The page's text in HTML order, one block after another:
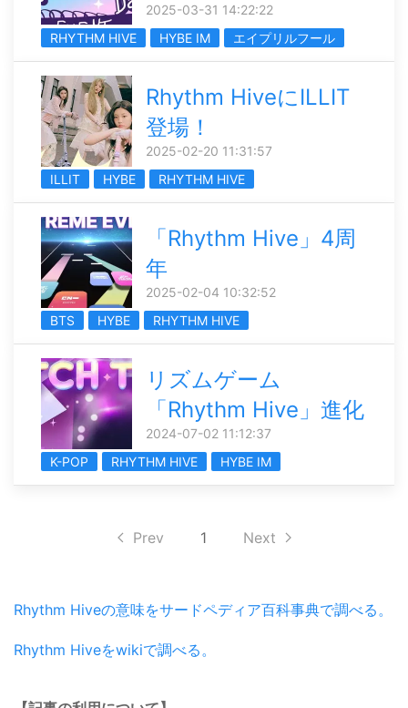
2025-03-31 14:22:22
RHYTHM HIVE
HYBE IM エイプリルフール
Rhythm HiveにILLIT
登場！
2025-02-20 11:31:57
ILLIT
HYBE RHYTHM HIVE
「Rhythm Hive」4周
年
2025-02-04 10:32:52
BTS
HYBE RHYTHM HIVE
リズムゲーム
「Rhythm Hive」進化
2024-07-02 11:12:37
K-POP
RHYTHM HIVE HYBE IM
Prev 1 Next
Rhythm Hiveの意味をサードペディア百科事典で調べる。
Rhythm Hiveをwikiで調べる。